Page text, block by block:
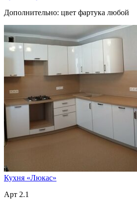
Дополнительно: цвет фартука любой
Кухня «Люкас»
Арт 2.1